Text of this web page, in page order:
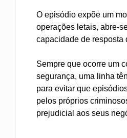
O episódio expõe um
operações letais, abre-
capacidade de resposta
Sempre que ocorre um
segurança, uma linha
para evitar que
pelos próprios
prejudicial aos seus